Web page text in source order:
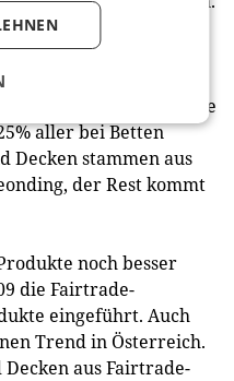
Standort nicht nur
Wertschöpfung
und stärkt damit die
aller bei Betten
Decken stammen aus
der Rest kommt
noch besser
die Fairtrade-
eingeführt. Auch
Trend in Österreich.
aus Fairtrade-